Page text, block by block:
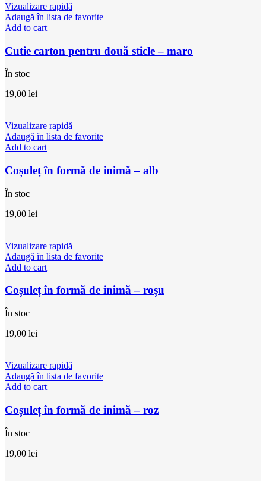
Vizualizare rapidă
Adaugă în lista de favorite
Add to cart
Cutie carton pentru două sticle – maro
În stoc
19,00 lei
Vizualizare rapidă
Adaugă în lista de favorite
Add to cart
Coșuleț în formă de inimă – alb
În stoc
19,00 lei
Vizualizare rapidă
Adaugă în lista de favorite
Add to cart
Coșuleț în formă de inimă – roșu
În stoc
19,00 lei
Vizualizare rapidă
Adaugă în lista de favorite
Add to cart
Coșuleț în formă de inimă – roz
În stoc
19,00 lei